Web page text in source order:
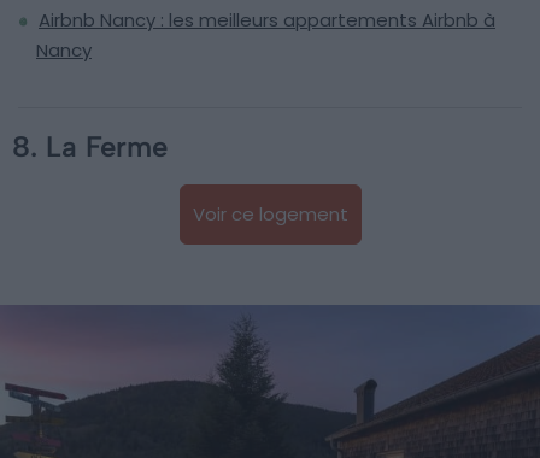
Airbnb Nancy : les meilleurs appartements Airbnb à
Nancy
8. La Ferme
Voir ce logement